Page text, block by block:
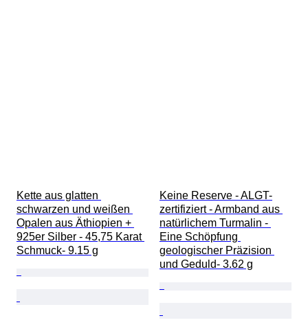
Kette aus glatten
schwarzen und weißen
Opalen aus Äthiopien +
925er Silber - 45,75 Karat
Schmuck- 9.15 g
Keine Reserve - ALGT-
zertifiziert - Armband aus
natürlichem Turmalin -
Eine Schöpfung
geologischer Präzision
und Geduld- 3.62 g